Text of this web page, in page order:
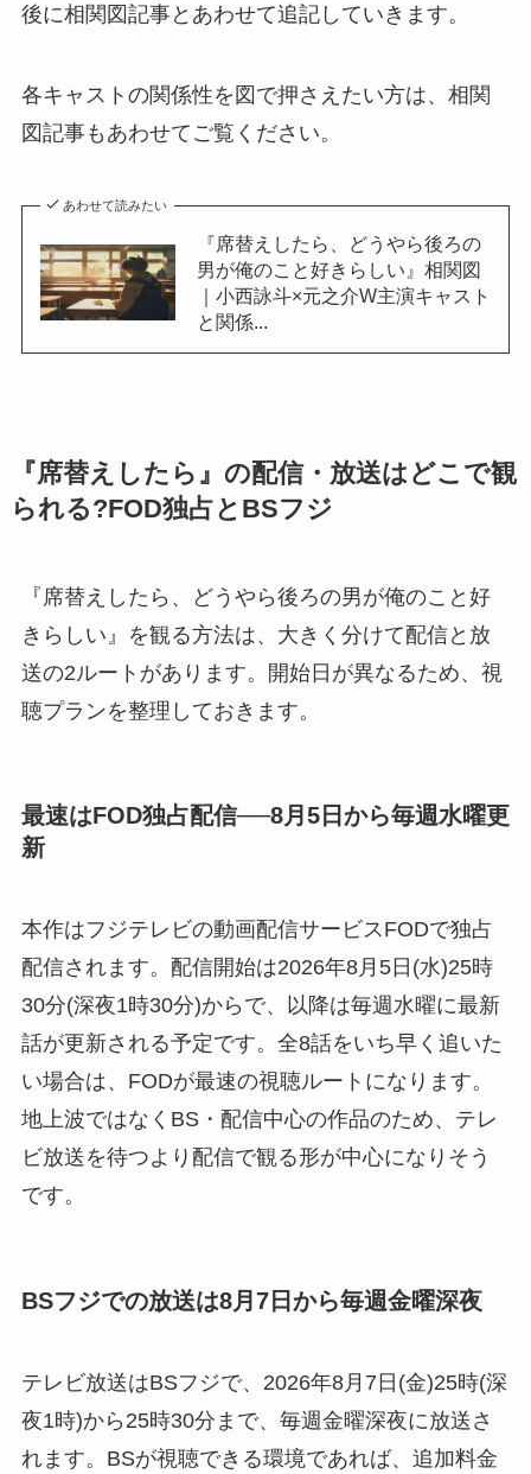
後に相関図記事とあわせて追記していきます。
各キャストの関係性を図で押さえたい方は、相関
図記事もあわせてご覧ください。
あわせて読みたい
『席替えしたら、どうやら後ろの
男が俺のこと好きらしい』相関図
｜小西詠斗×元之介W主演キャスト
と関係...
『席替えしたら』の配信・放送はどこで観
られる?FOD独占とBSフジ
『席替えしたら、どうやら後ろの男が俺のこと好
きらしい』を観る方法は、大きく分けて配信と放
送の2ルートがあります。開始日が異なるため、視
聴プランを整理しておきます。
最速はFOD独占配信──8月5日から毎週水曜更
新
本作はフジテレビの動画配信サービスFODで独占
配信されます。配信開始は2026年8月5日(水)25時
30分(深夜1時30分)からで、以降は毎週水曜に最新
話が更新される予定です。全8話をいち早く追いた
い場合は、FODが最速の視聴ルートになります。
地上波ではなくBS・配信中心の作品のため、テレ
ビ放送を待つより配信で観る形が中心になりそう
です。
BSフジでの放送は8月7日から毎週金曜深夜
テレビ放送はBSフジで、2026年8月7日(金)25時(深
夜1時)から25時30分まで、毎週金曜深夜に放送さ
れます。BSが視聴できる環境であれば、追加料金